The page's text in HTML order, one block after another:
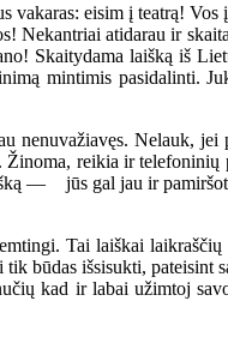
eisim į teatrą!
atidarau ir
Skaitydama laišką iš
mintimis pasidalinti.
Nelauk, jei
reikia ir
— jūs gal jau ir
Tai laiškai
būdas išsisukti,
kad ir labai užimtoj